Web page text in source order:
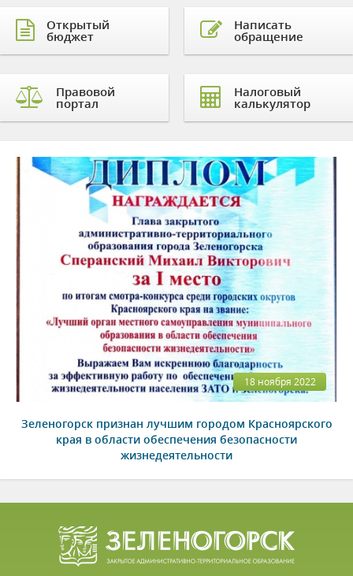
Открытый
бюджет
Правовой
портал
Написать
обращение
Налоговый
калькулятор
18 ноября 2022
Зеленогорск признан лучшим городом Красноярского
края в области обеспечения безопасности
жизнедеятельности